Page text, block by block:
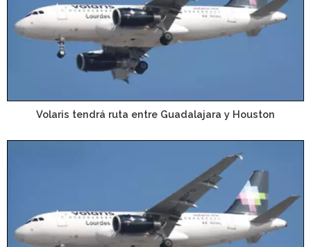
Volaris tendrá ruta entre Guadalajara y Houston